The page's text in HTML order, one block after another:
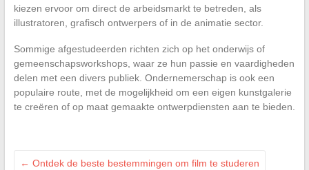
kiezen ervoor om direct de arbeidsmarkt te betreden, als
illustratoren, grafisch ontwerpers of in de animatie sector.
Sommige afgestudeerden richten zich op het onderwijs of
gemeenschapsworkshops, waar ze hun passie en vaardigheden
delen met een divers publiek. Ondernemerschap is ook een
populaire route, met de mogelijkheid om een eigen kunstgalerie
te creëren of op maat gemaakte ontwerpdiensten aan te bieden.
← Ontdek de beste bestemmingen om film te studeren